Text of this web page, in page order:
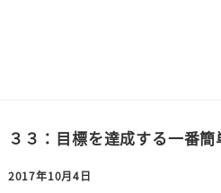
３３：目標を達成する一番
2017年10月4日